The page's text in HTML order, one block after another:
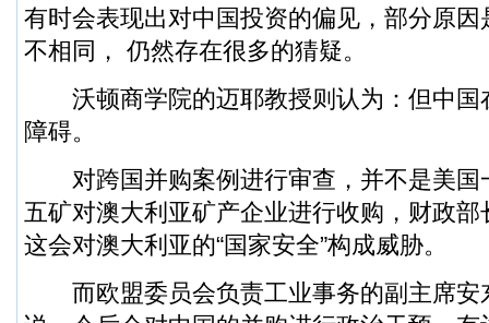
有时会表现出对中国投资的偏见，部分原
不相同， 仍然存在很多的猜疑。
沃顿商学院的迈耶教授则认为：但中国
障碍。
对跨国并购案例进行审查，并不是美国
五矿对澳大利亚矿产企业进行收购，财政
这会对澳大利亚的“国家安全”构成威胁。
而欧盟委员会负责工业事务的副主席安